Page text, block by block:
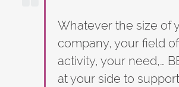
Whatever the size of
company, your field of
activity, your need,…
at your side to